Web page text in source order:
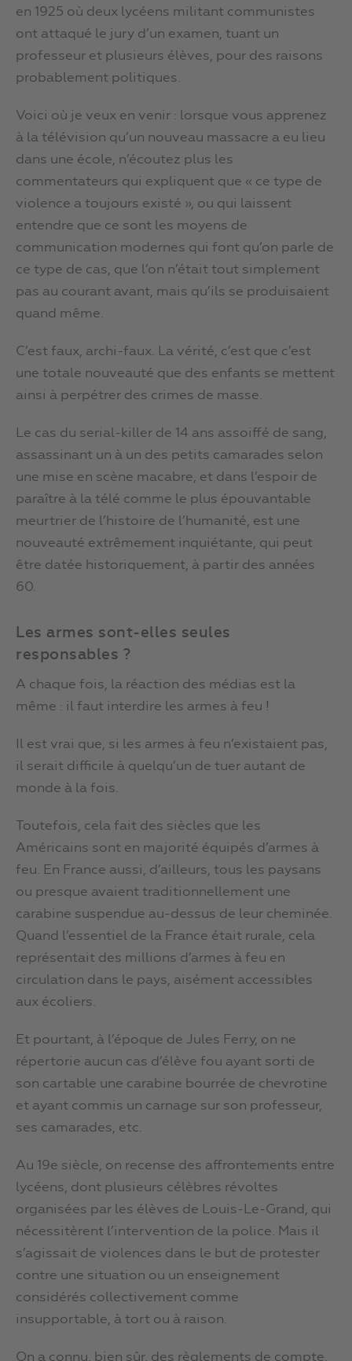
en 1925 où deux lycéens militant communistes
ont attaqué le jury d’un examen, tuant un
professeur et plusieurs élèves, pour des raisons
probablement politiques.
Voici où je veux en venir : lorsque vous apprenez
à la télévision qu’un nouveau massacre a eu lieu
dans une école, n’écoutez plus les
commentateurs qui expliquent que « ce type de
violence a toujours existé », ou qui laissent
entendre que ce sont les moyens de
communication modernes qui font qu’on parle de
ce type de cas, que l’on n’était tout simplement
pas au courant avant, mais qu’ils se produisaient
quand même.
C’est faux, archi-faux. La vérité, c’est que c’est
une totale nouveauté que des enfants se mettent
ainsi à perpétrer des crimes de masse.
Le cas du serial-killer de 14 ans assoiffé de sang,
assassinant un à un des petits camarades selon
une mise en scène macabre, et dans l’espoir de
paraître à la télé comme le plus épouvantable
meurtrier de l’histoire de l’humanité, est une
nouveauté extrêmement inquiétante, qui peut
être datée historiquement, à partir des années
60.
Les armes sont-elles seules
responsables ?
A chaque fois, la réaction des médias est la
même : il faut interdire les armes à feu !
Il est vrai que, si les armes à feu n’existaient pas,
il serait difficile à quelqu’un de tuer autant de
monde à la fois.
Toutefois, cela fait des siècles que les
Américains sont en majorité équipés d’armes à
feu. En France aussi, d’ailleurs, tous les paysans
ou presque avaient traditionnellement une
carabine suspendue au-dessus de leur cheminée.
Quand l’essentiel de la France était rurale, cela
représentait des millions d’armes à feu en
circulation dans le pays, aisément accessibles
aux écoliers.
Et pourtant, à l’époque de Jules Ferry, on ne
répertorie aucun cas d’élève fou ayant sorti de
son cartable une carabine bourrée de chevrotine
et ayant commis un carnage sur son professeur,
ses camarades, etc.
Au 19e siècle, on recense des affrontements entre
lycéens, dont plusieurs célèbres révoltes
organisées par les élèves de Louis-Le-Grand, qui
nécessitèrent l’intervention de la police. Mais il
s’agissait de violences dans le but de protester
contre une situation ou un enseignement
considérés collectivement comme
insupportable, à tort ou à raison.
On a connu, bien sûr, des règlements de compte.